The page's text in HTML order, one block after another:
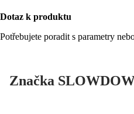
Dotaz k produktu
Potřebujete poradit s parametry
Značka